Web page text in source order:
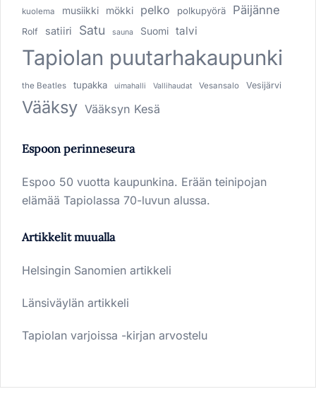
kuolema musiikki mökki pelko polkupyörä Päijänne
Rolf satiiri Satu sauna Suomi talvi
Tapiolan puutarhakaupunki
the Beatles tupakka uimahalli Vallihaudat Vesansalo Vesijärvi
Vääksy Vääksyn Kesä
Espoon perinneseura
Espoo 50 vuotta kaupunkina. Erään teinipojan
elämää Tapiolassa 70-luvun alussa.
Artikkelit muualla
Helsingin Sanomien artikkeli
Länsiväylän artikkeli
Tapiolan varjoissa -kirjan arvostelu